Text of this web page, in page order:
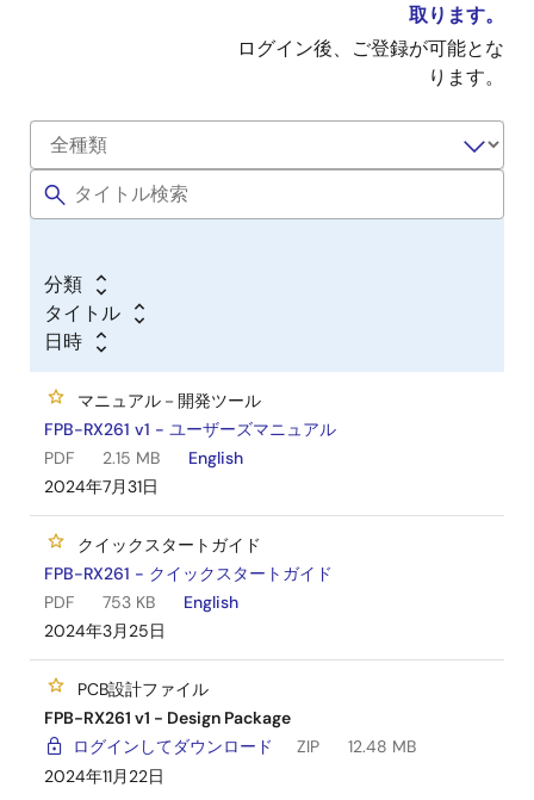
取ります。
ログイン後、ご登録が可能とな
ります。
分類
タイトル
日時
マニュアル－開発ツール
FPB-RX261 v1 - ユーザーズマニュアル
PDF
2.15 MB
English
2024年7月31日
クイックスタートガイド
FPB-RX261 - クイックスタートガイド
PDF
753 KB
English
2024年3月25日
PCB設計ファイル
FPB-RX261 v1 - Design Package
ログインしてダウンロード
ZIP
12.48 MB
2024年11月22日